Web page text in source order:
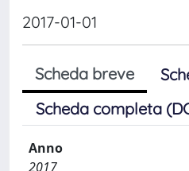
2017-01-01
Scheda breve
Scheda completa
Anno
2017